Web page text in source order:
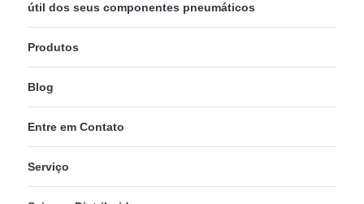
útil dos seus componentes pneumáticos
Produtos
Blog
Entre em Contato
Serviço